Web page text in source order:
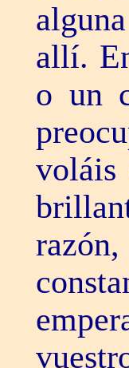
allí.
o un
voláis